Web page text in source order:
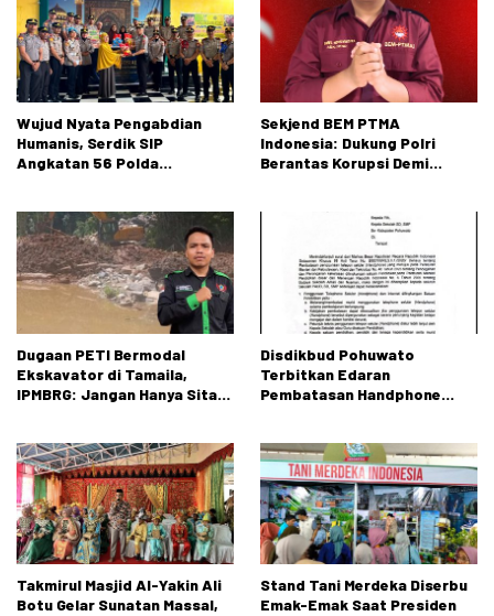
Wujud Nyata Pengabdian
Humanis, Serdik SIP
Angkatan 56 Polda
Sekjend BEM PTMA
Indonesia: Dukung Polri
Berantas Korupsi Demi
Dugaan PETI Bermodal
Ekskavator di Tamaila,
IPMBRG: Jangan Hanya Sita
Disdikbud Pohuwato
Terbitkan Edaran
Pembatasan Handphone
Takmirul Masjid Al-Yakin Ali
Botu Gelar Sunatan Massal,
Stand Tani Merdeka Diserbu
Emak-Emak Saat Presiden